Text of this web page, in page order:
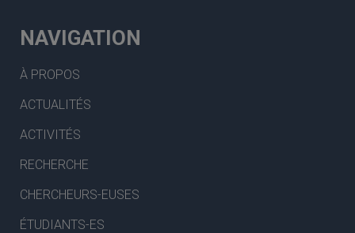
NAVIGATION
À PROPOS
ACTUALITÉS
ACTIVITÉS
RECHERCHE
CHERCHEURS-EUSES
ÉTUDIANTS-ES